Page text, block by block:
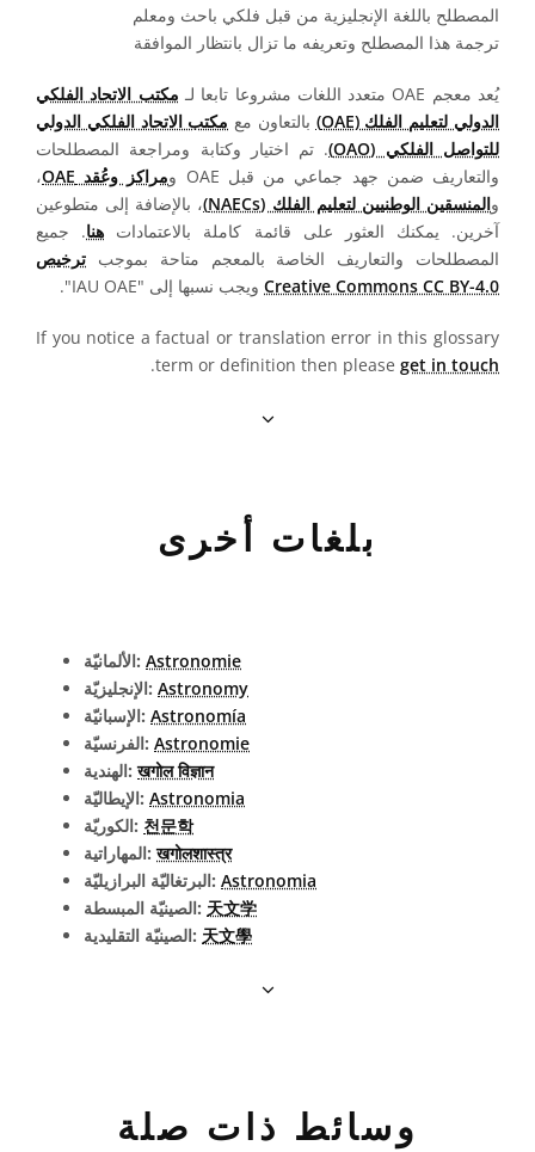
المصطلح باللغة الإنجليزية من قبل فلكي باحث ومعلم
ترجمة هذا المصطلح وتعريفه ما تزال بانتظار الموافقة
يُعد معجم OAE متعدد اللغات مشروعا تابعا لـ
مكتب الاتحاد الفلكي
الدولي لتعليم الفلك (OAE)
بالتعاون مع مكتب الاتحاد الفلكي الدولي
للتواصل الفلكي (OAO)
. تم اختيار وكتابة ومراجعة المصطلحات
والتعاريف ضمن جهد جماعي من قبل OAE و
مراكز وعُقد OAE
،
والمنسقين الوطنيين لتعليم الفلك (NAECs)
، بالإضافة إلى متطوعين
آخرين. يمكنك العثور على قائمة كاملة بالاعتمادات هنا. جميع
المصطلحات والتعاريف الخاصة بالمعجم متاحة بموجب ترخيص
Creative Commons CC BY-4.0 ويجب نسبها إلى "IAU OAE".
If you notice a factual or translation error in this glossary
term or definition then please get in touch
.
بلغات أخرى
الألمانيّة: Astronomie
الإنجليزيّة: Astronomy
الإسبانيّة: Astronomía
الفرنسيّة: Astronomie
الهندية:खगोल विज्ञान
الإيطاليّة: Astronomia
الكوريّة: 천문학
المهاراتية:खगोलशास्त्र
البرتغاليّة البرازيليّة: Astronomia
الصينيّة المبسطة: 天文学
الصينيّة التقليدية: 天文學
وسائط ذات صلة